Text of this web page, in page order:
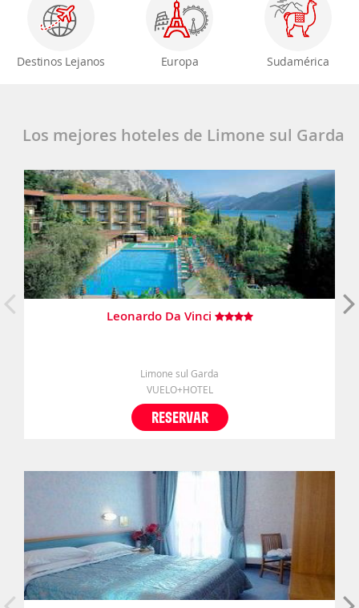
Destinos Lejanos Europa Sudamérica
Los mejores hoteles de Limone sul Garda
Leonardo Da Vinci
Limone sul Garda
VUELO+HOTEL
RESERVAR